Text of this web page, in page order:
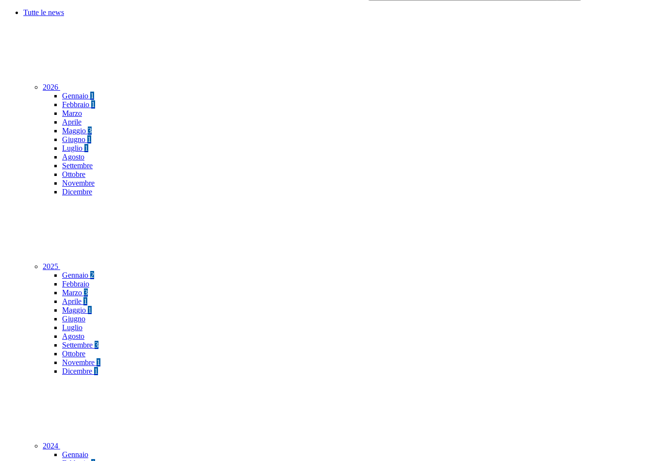
Tutte le news
2026
Gennaio 1
Febbraio 1
Marzo
Aprile
Maggio 3
Giugno 1
Luglio 1
Agosto
Settembre
Ottobre
Novembre
Dicembre
2025
Gennaio 2
Febbraio
Marzo 3
Aprile 1
Maggio 1
Giugno
Luglio
Agosto
Settembre 3
Ottobre
Novembre 1
Dicembre 1
2024
Gennaio